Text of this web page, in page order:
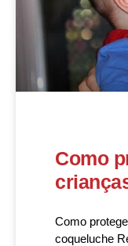
Como
Como
coqueluche